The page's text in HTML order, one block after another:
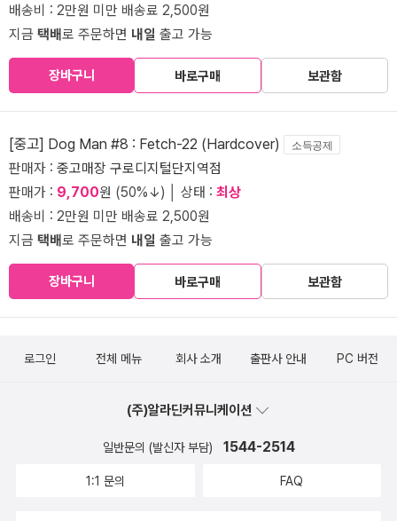
배송비 : 2만원 미만 배송료 2,500원
지금 택배로 주문하면 내일 출고 가능
장바구니 바로구매 보관함
[중고] Dog Man #8 : Fetch-22 (Hardcover) 소득공제
판매자 : 중고매장 구로디지털단지역점
판매가 : 9,700원 (50%↓) │ 상태 : 최상
배송비 : 2만원 미만 배송료 2,500원
지금 택배로 주문하면 내일 출고 가능
장바구니 바로구매 보관함
로그인 전체 메뉴 회사 소개 출판사 안내 PC 버전
(주)알라딘커뮤니케이션
일반문의 (발신자 부담) 1544-2514
1:1 문의 FAQ